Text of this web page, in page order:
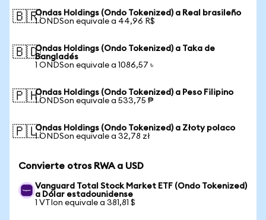
🇧🇷Ondas Holdings (Ondo Tokenized) a Real brasileño
1 ONDSon equivale a 44,96 R$
🇧🇩Ondas Holdings (Ondo Tokenized) a Taka de
Bangladés
1 ONDSon equivale a 1086,57 ৳
🇵🇭Ondas Holdings (Ondo Tokenized) a Peso Filipino
1 ONDSon equivale a 533,75 ₱
🇵🇱Ondas Holdings (Ondo Tokenized) a Złoty polaco
1 ONDSon equivale a 32,78 zł
Convierte otros RWA a USD
Vanguard Total Stock Market ETF (Ondo Tokenized)
a Dólar estadounidense
1 VTIon equivale a 381,81 $